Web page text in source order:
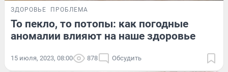
ЗДОРОВЬЕ ПРОБЛЕМА
То пекло, то потопы: как погодные
аномалии влияют на наше здоровье
15 июля, 2023, 08:00 878 Обсудить